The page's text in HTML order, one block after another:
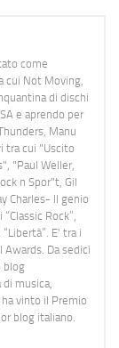
come
cui Not Moving,
di dischi
e aprendo per
Manu
tra cui "Uscito
"Paul Weller,
n Spor"t, Gil
Charles- Il genio
Rock”,
E' tra i
Da sedici
blog
musica,
vinto il Premio
blog italiano.